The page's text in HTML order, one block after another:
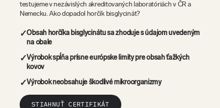
testujeme v nezávislých akreditovaných laboratóriách v ČR a
Nemecku. Ako dopadol horčík bisglycinát?
✓Obsah horčíka bisglycinátu sa zhoduje s údajom uvedeným
na obale
✓Výrobok spĺňa prísne európske limity pre obsah ťažkých
kovov
✓Výrobok neobsahuje škodlivé mikroorganizmy
STIAHNUŤ CERTIFIKÁT